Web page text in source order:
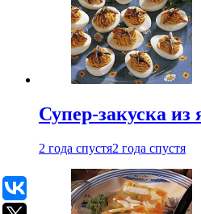
Супер-закуска из
2 года спустя2 года спустя